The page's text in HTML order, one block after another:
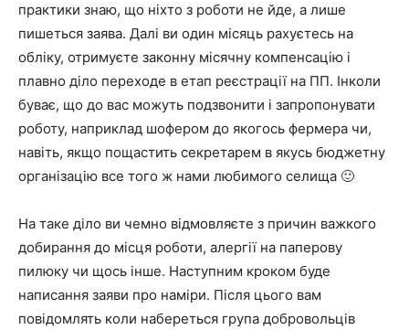
практики знаю, що ніхто з роботи не йде, а лише
пишеться заява. Далі ви один місяць рахуєтесь на
обліку, отримуєте законну місячну компенсацію і
плавно діло переходе в етап реєстрації на ПП. Інколи
буває, що до вас можуть подзвонити і запропонувати
роботу, наприклад шофером до якогось фермера чи,
навіть, якщо пощастить секретарем в якусь бюджетну
організацію все того ж нами любимого селища 🙂
На таке діло ви чемно відмовляєте з причин важкого
добирання до місця роботи, алергії на паперову
пилюку чи щось інше. Наступним кроком буде
написання заяви про наміри. Після цього вам
повідомлять коли набереться група добровольців